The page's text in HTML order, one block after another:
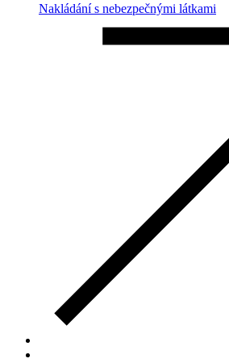
Nakládání s nebezpečnými látkami